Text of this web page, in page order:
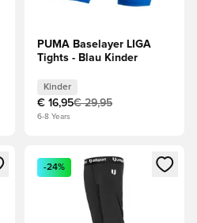
PUMA Baselayer LIGA
Tights - Blau Kinder
Kinder
€ 16,95€ 29,95
6-8 Years
oder Registrieren als
Öffnet ein Fenster zum
-24%